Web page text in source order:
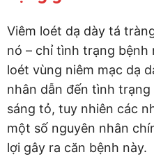
Viêm loét dạ dày tá
nó – chỉ tình trạng bệnh
loét vùng niêm mạc dạ
nhân dẫn đến tình
sáng tỏ, tuy nhiên các
một số nguyên nhân
lợi gây ra căn bệnh này.